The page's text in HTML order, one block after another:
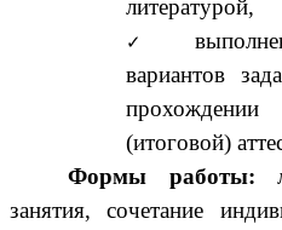
литературой,
вариантов
(итоговой)
Формы работы:
занятия, сочетание